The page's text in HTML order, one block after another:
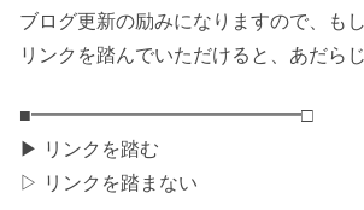
ブログ更新の励みになりますので、も
リンクを踏んでいただけると、あだら
■━━━━━━━━━━━━━━□
▶ リンクを踏む
▷ リンクを踏まない